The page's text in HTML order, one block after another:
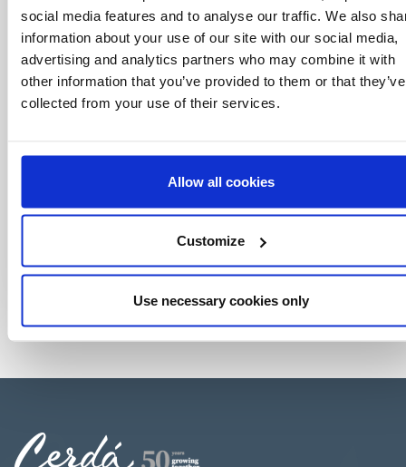
social media features and to analyse our traffic. We also
information about your use of our site with our social media,
advertising and analytics partners who may combine it with
other information that you’ve provided to them or that they’ve
collected from your use of their services.
Allow all cookies
Customize
Use necessary cookies only
monde des licences, le tout en un seul clic.